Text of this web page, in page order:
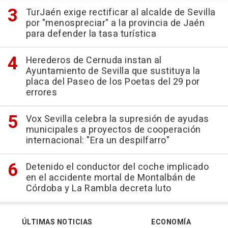
TurJaén exige rectificar al alcalde de Sevilla
por "menospreciar" a la provincia de Jaén
para defender la tasa turística
Herederos de Cernuda instan al
Ayuntamiento de Sevilla que sustituya la
placa del Paseo de los Poetas del 29 por
errores
Vox Sevilla celebra la supresión de ayudas
municipales a proyectos de cooperación
internacional: "Era un despilfarro"
Detenido el conductor del coche implicado
en el accidente mortal de Montalbán de
Córdoba y La Rambla decreta luto
ÚLTIMAS NOTICIAS
ECONOMÍA